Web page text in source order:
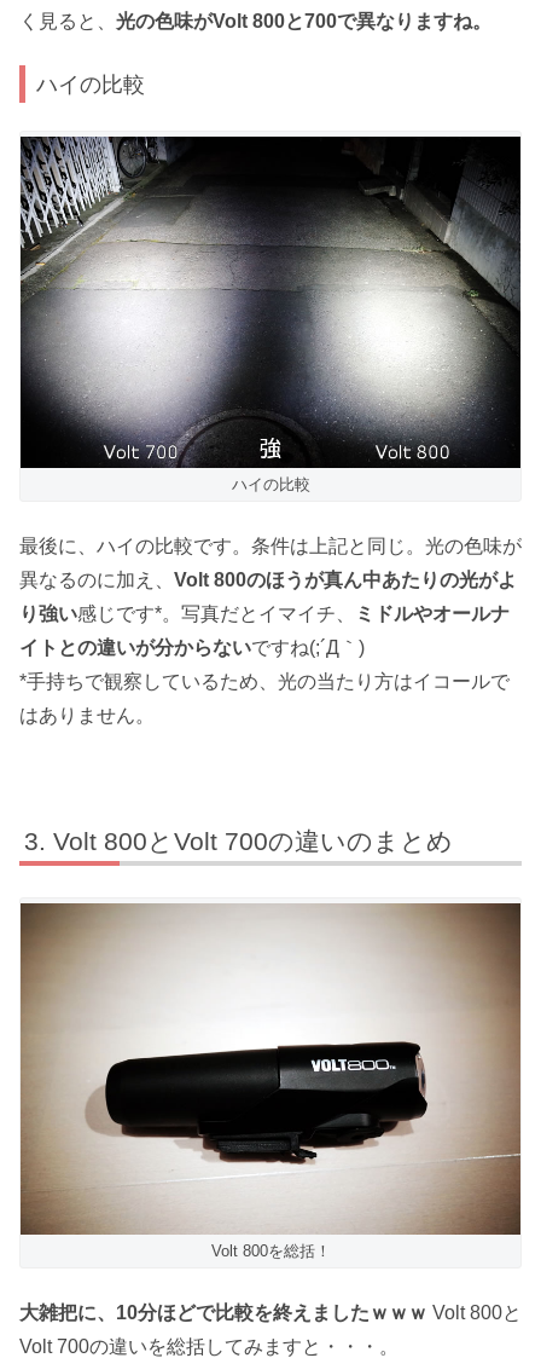
く見ると、 光の色味がVolt 800と700で異なりますね。
ハイの比較
ハイの比較
最後に、ハイの比較です。条件は上記と同じ。光の色味が
異なるのに加え、 Volt 800のほうが真ん中あたりの光がよ
り強い感じです*。写真だとイマイチ、
ミドルやオールナ
イトとの違いが分からないですね(;´Д｀)
*手持ちで観察しているため、光の当たり方はイコールで
はありません。
Volt 800とVolt 700の違いのまとめ
Volt 800を総括！
大雑把に、10分ほどで比較を終えましたｗｗｗ Volt 800と
Volt 700の違いを総括してみますと・・・。